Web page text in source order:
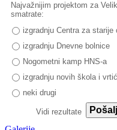
Najvažnijim projektom za
smatrate:
izgradnju Centra za starije
izgradnju Dnevne bolnice
Nogometni kamp HNS-a
izgradnju novih škola i
neki drugi
Vidi rezultate